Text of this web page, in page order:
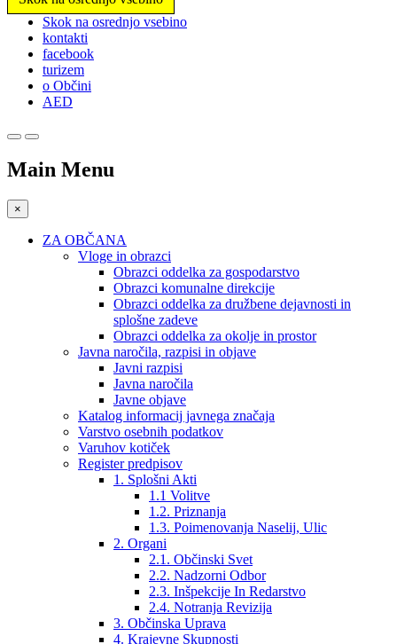
Prosimo,
upoštevajte:
spletno
mesto
vključuje
sistem
Skok na osrednjo vsebino
kontakti
facebook
turizem
o Občini
AED
Main Menu
×
ZA OBČANA
Vloge in obrazci
Obrazci oddelka za gospodarstvo
Obrazci komunalne direkcije
Obrazci oddelka za družbene dejavnosti in
splošne zadeve
Obrazci oddelka za okolje in prostor
Javna naročila, razpisi in objave
Javni razpisi
Javna naročila
Javne objave
Katalog informacij javnega značaja
Varstvo osebnih podatkov
Varuhov kotiček
Register predpisov
1. Splošni Akti
1.1 Volitve
1.2. Priznanja
1.3. Poimenovanja Naselij, Ulic
2. Organi
2.1. Občinski Svet
2.2. Nadzorni Odbor
2.3. Inšpekcije In Redarstvo
2.4. Notranja Revizija
3. Občinska Uprava
4. Krajevne Skupnosti